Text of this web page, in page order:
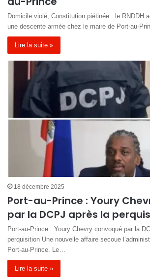
Domicile violé, Constitution piétinée : le RNDDH
une descente armée chez le maire de Port-au-
Lire la suite »
18 décembre 2025
Port-au-Prince : Youry
par la DCPJ après la
Port-au-Prince : Youry Chevry convoqué par la
perquisition Une nouvelle affaire secoue
Port-au-Prince. Le…
Lire la suite »